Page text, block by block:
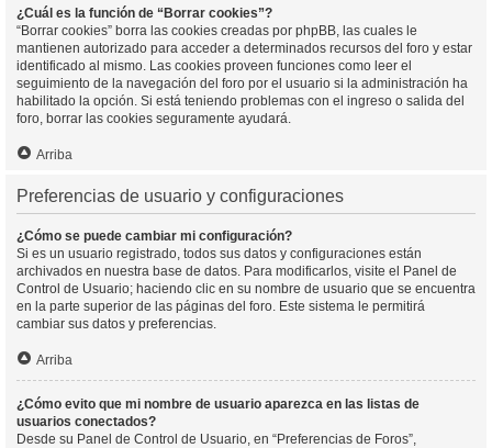
¿Cuál es la función de “Borrar cookies”?
“Borrar cookies” borra las cookies creadas por phpBB, las cuales le
mantienen autorizado para acceder a determinados recursos del foro y estar
identificado al mismo. Las cookies proveen funciones como leer el
seguimiento de la navegación del foro por el usuario si la administración ha
habilitado la opción. Si está teniendo problemas con el ingreso o salida del
foro, borrar las cookies seguramente ayudará.
Arriba
Preferencias de usuario y configuraciones
¿Cómo se puede cambiar mi configuración?
Si es un usuario registrado, todos sus datos y configuraciones están
archivados en nuestra base de datos. Para modificarlos, visite el Panel de
Control de Usuario; haciendo clic en su nombre de usuario que se encuentra
en la parte superior de las páginas del foro. Este sistema le permitirá
cambiar sus datos y preferencias.
Arriba
¿Cómo evito que mi nombre de usuario aparezca en las listas de
usuarios conectados?
Desde su Panel de Control de Usuario, en “Preferencias de Foros”,